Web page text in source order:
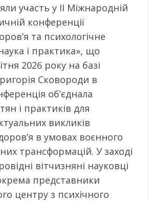
участь у ІІ Міжнародній
конференції
та психологічне
і практика», що
2026 року на базі
Сковороди в
об’єднала
і практиків для
викликів
в умовах воєнного
трансформацій. У заході
вітчизняні науковці
представники
центру з психічного